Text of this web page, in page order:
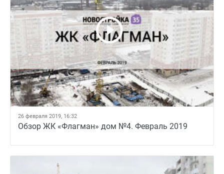
26 февраля 2019, 16:32
Обзор ЖК «Флагман» дом №4. Февраль 2019